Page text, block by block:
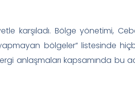
karşıladı. Bölge yönetimi,
bölgeler” listesinde
anlaşmaları kapsamında bu